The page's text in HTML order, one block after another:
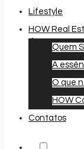
Lifestyle
HOW Real
Quem
A
O que
HOW
Contatos